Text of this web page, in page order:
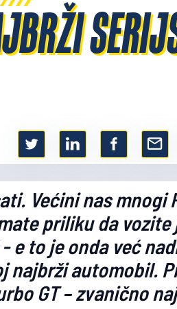
Većini nas mnogi
priliku da
e to je onda već
najbrži automobil.
GT – zvanično